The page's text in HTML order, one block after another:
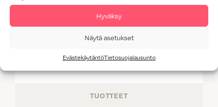
Hyväksy
Näytä asetukset
EvästekäytäntöTietosuojalausunto
TUOTTEET